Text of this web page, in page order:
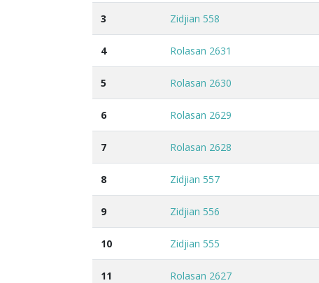
3 Zidjian 558
4 Rolasan 2631
5 Rolasan 2630
6 Rolasan 2629
7 Rolasan 2628
8 Zidjian 557
9 Zidjian 556
10 Zidjian 555
11 Rolasan 2627